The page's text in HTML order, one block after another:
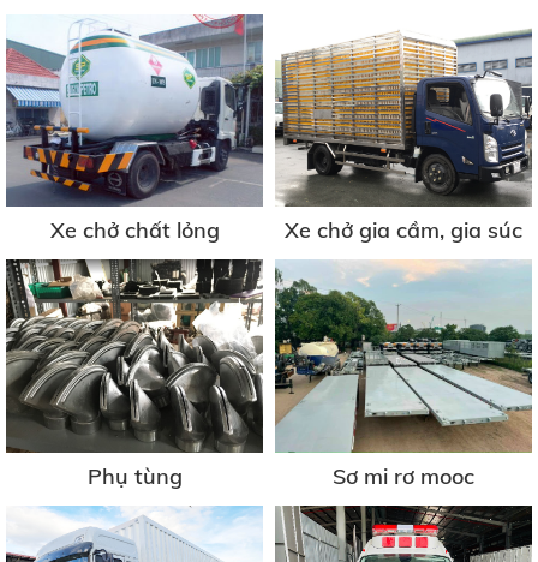
Xe chở chất lỏng Xe chở gia cầm, gia súc
Phụ tùng Sơ mi rơ mooc